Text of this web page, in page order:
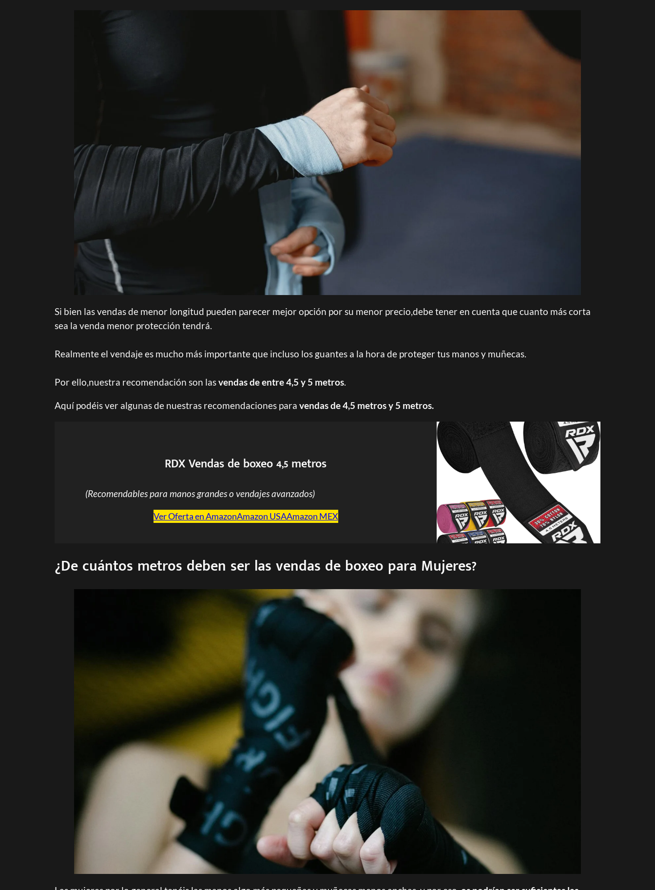
Si bien las vendas de menor longitud pueden parecer mejor opción por su menor precio,debe tener en cuenta que cuanto más corta
sea la venda menor protección tendrá.
Realmente el vendaje es mucho más importante que incluso los guantes a la hora de proteger tus manos y muñecas.
Por ello,nuestra recomendación son lasvendas de entre 4,5 y 5 metros.
Aquí podéis ver algunas de nuestras recomendaciones para vendas de 4,5 metros y 5 metros.
RDX Vendas de boxeo 4,5 metros
(Recomendables para manos grandes o vendajes avanzados)
Ver Oferta en AmazonAmazon USAAmazon MEX
¿De cuántos metros deben ser las vendas de boxeo para Mujeres?